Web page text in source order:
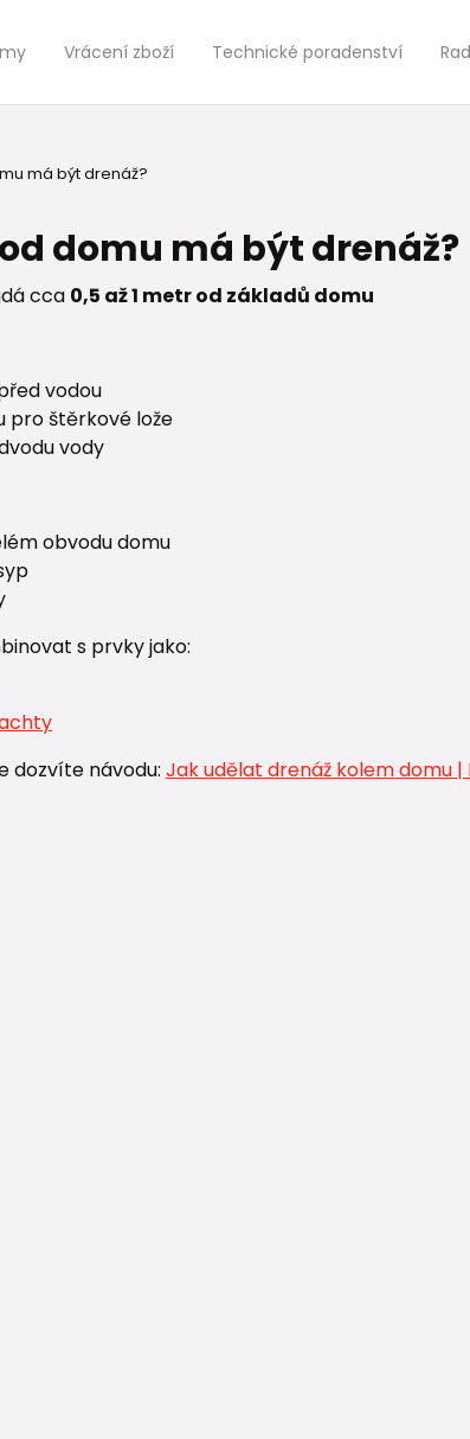
Vrácení zboží Technické poradenství
má být drenáž?
domu má být drenáž?
cca 0,5 až 1 metr od základů domu
vodou
štěrkové lože
vody
obvodu domu
s prvky jako:
dozvíte návodu: Jak udělat drenáž kolem domu |